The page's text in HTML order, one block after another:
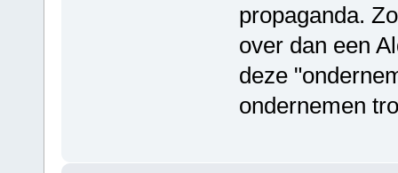
propaganda.
over dan een
deze
ondernemen